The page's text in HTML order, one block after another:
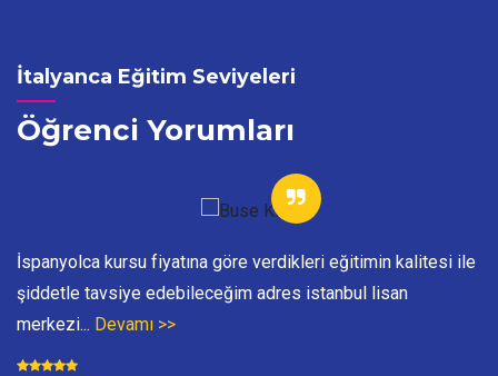
İtalyanca Eğitim Seviyeleri
Öğrenci Yorumları
İspanyolca kursu fiyatına göre verdikleri eğitimin kalitesi ile
şiddetle tavsiye edebileceğim adres istanbul lisan
merkezi... Devamı >>